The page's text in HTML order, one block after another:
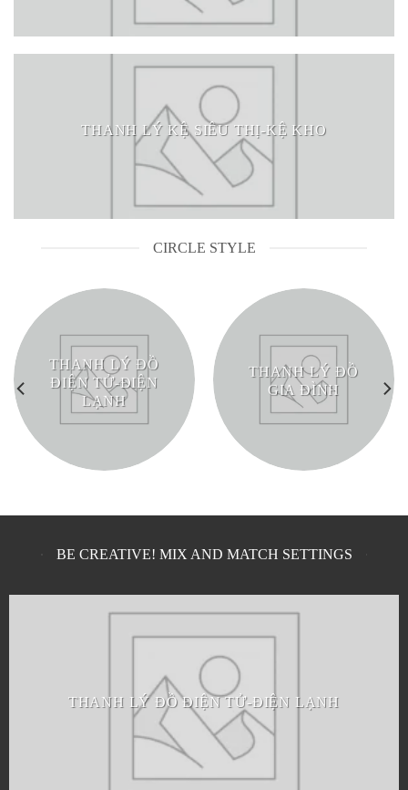
THANH LÝ KỆ SIÊU THỊ-KỆ KHO
CIRCLE STYLE
THANH LÝ ĐỒ
ĐIỆN TỬ-ĐIỆN
LẠNH
THANH LÝ ĐỒ
GIA ĐÌNH
BE CREATIVE! MIX AND MATCH SETTINGS
THANH LÝ ĐỒ ĐIỆN TỬ-ĐIỆN LẠNH